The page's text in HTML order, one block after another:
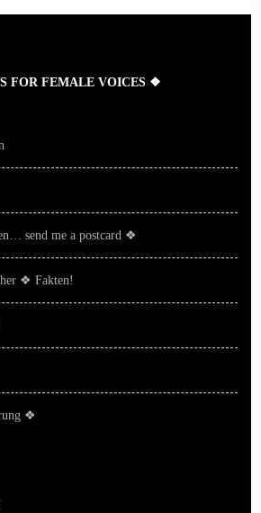
FOR FEMALE VOICES ❖
send me a postcard ❖
❖ Fakten!
❖